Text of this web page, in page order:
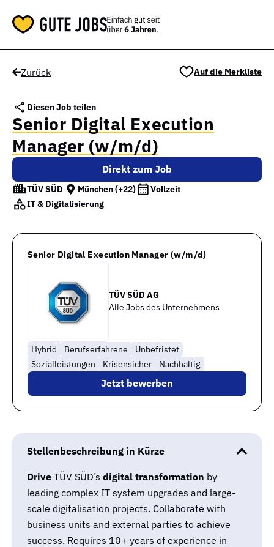
Zurück
Diesen Job teilen
Auf die Merkliste
Senior Digital Execution
Manager (w/m/d)
Direkt zum Job
TÜV SÜD München(+22)
Vollzeit
IT & Digitalisierung
Stellenbeschreibung in Kürze
Drive TÜV SÜD’s digital transformation by
leading complex IT system upgrades and large-
scale digitalisation projects. Collaborate with
business units and external parties to achieve
success. Requires 10+ years of experience in
Senior Digital Execution Manager (w/m/d)
TÜV SÜD AG
Alle Jobs des Unternehmens
Hybrid Berufserfahrene
Unbefristet
Sozialleistungen
Krisensicher Nachhaltig
Jetzt bewerben